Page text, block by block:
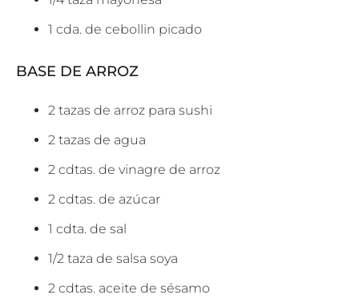
1 cda. de cebollin picado
BASE DE ARROZ
2 tazas de arroz para sushi
2 tazas de agua
2 cdtas. de vinagre de arroz
2 cdtas. de azúcar
1 cdta. de sal
1/2 taza de salsa soya
2 cdtas. aceite de sésamo